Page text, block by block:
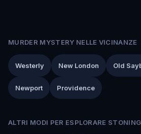
MURDER MYSTERY NELLE VICINANZE
Westerly New London Old
Newport Providence
ALTRI MODI PER ESPLORARE